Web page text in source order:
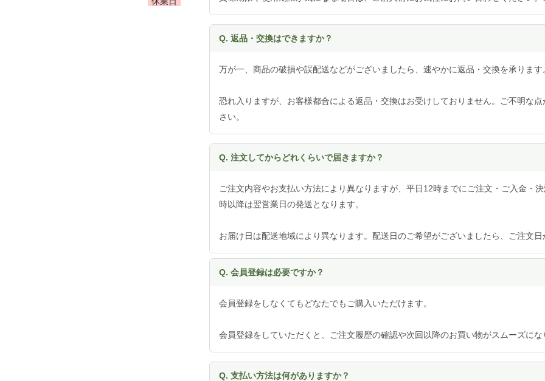
Q. 返品・交換はできますか？
万が一、商品の破損や誤配送などがございましたら、速やかに返品・交換を承ります
恐れ入りますが、お客様都合による返品・交換はお受けしておりません。ご不明な
さい。
Q. 注文してからどれくらいで届きますか？
ご注文内容やお支払い方法により異なりますが、平日12時までにご注文・ご入金・
時以降は翌営業日の発送となります。
お届け日は配送地域により異なります。配送日のご希望がございましたら、ご注文
Q. 会員登録は必要ですか？
会員登録をしなくてもどなたでもご購入いただけます。
会員登録をしていただくと、ご注文履歴の確認や次回以降のお買い物がスムーズにな
Q. 支払い方法は何がありますか？